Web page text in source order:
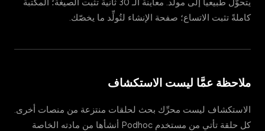
يتحوّل طبيعياً إلى مولِّد. معاينة الـ 30 ثانية تثبت الصيغة؛ المكتبة
كاملةً تثبت الاتساع؛ صفحة الإنشاء لتُولِّد ما يخصّك.
ملاحظة عمَّا ليست الاستكشاف
الاستكشاف ليست محرِّك بحث لحلقات منتزعة من منصات أخرى.
كل حلقة تأتي من مستخدم Podhoc أنشأها من مادته الخاصة